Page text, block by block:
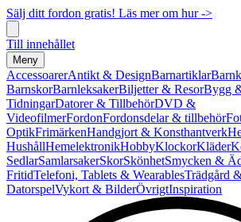
Sälj ditt fordon gratis! Läs mer om hur ->
Till innehållet
Meny
AccessoarerAntikt & DesignBarnartiklar
BarnskorBarnleksakerBiljetter & ResorBygg
TidningarDatorer & TillbehörDVD &
VideofilmerFordonFordonsdelar & tillbehör
OptikFrimärkenHandgjort & Konsthantverk
HushållHemelektronikHobbyKlockorKläder
SedlarSamlarsakerSkorSkönhetSmycken &
FritidTelefoni, Tablets & WearablesTrädgård
DatorspelVykort & BilderÖvrigtInspiration